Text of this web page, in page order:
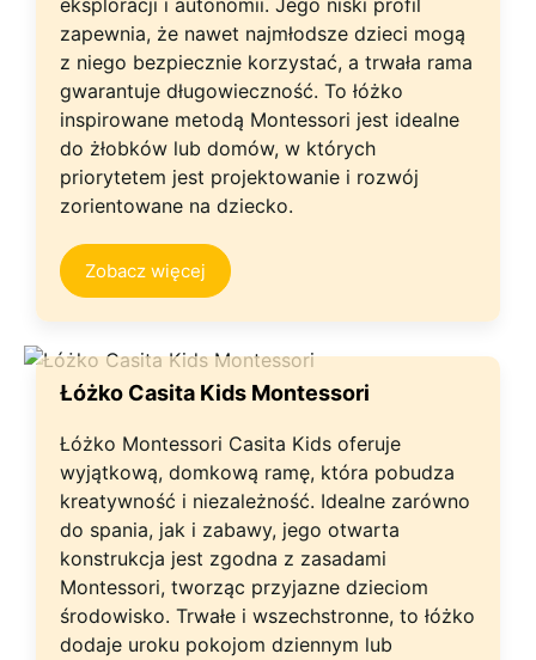
eksploracji i autonomii. Jego niski profil
zapewnia, że nawet najmłodsze dzieci mogą
z niego bezpiecznie korzystać, a trwała rama
gwarantuje długowieczność. To łóżko
inspirowane metodą Montessori jest idealne
do żłobków lub domów, w których
priorytetem jest projektowanie i rozwój
zorientowane na dziecko.
Zobacz więcej
Łóżko Casita Kids Montessori
Łóżko Montessori Casita Kids oferuje
wyjątkową, domkową ramę, która pobudza
kreatywność i niezależność. Idealne zarówno
do spania, jak i zabawy, jego otwarta
konstrukcja jest zgodna z zasadami
Montessori, tworząc przyjazne dzieciom
środowisko. Trwałe i wszechstronne, to łóżko
dodaje uroku pokojom dziennym lub